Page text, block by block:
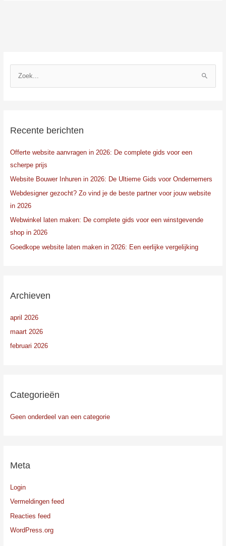
n
a
r
:
Recente berichten
Offerte website aanvragen in 2026: De complete gids voor een
scherpe prijs
Website Bouwer Inhuren in 2026: De Ultieme Gids voor Ondernemers
Webdesigner gezocht? Zo vind je de beste partner voor jouw website
in 2026
Webwinkel laten maken: De complete gids voor een winstgevende
shop in 2026
Goedkope website laten maken in 2026: Een eerlijke vergelijking
Archieven
april 2026
maart 2026
februari 2026
Categorieën
Geen onderdeel van een categorie
Meta
Login
Vermeldingen feed
Reacties feed
WordPress.org